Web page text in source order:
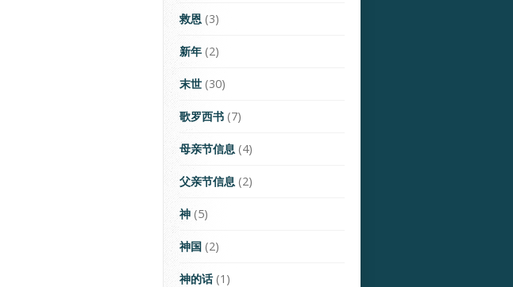
救恩 (3)
新年 (2)
末世 (30)
歌罗西书 (7)
母亲节信息 (4)
父亲节信息 (2)
神 (5)
神国 (2)
神的话(1)